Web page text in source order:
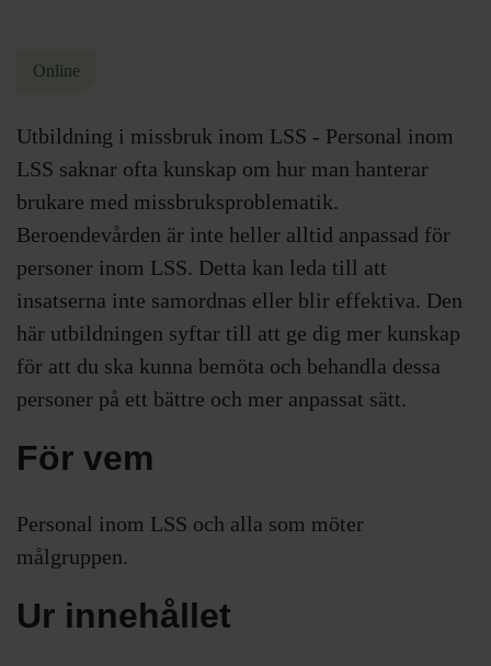
Online
Utbildning i missbruk inom LSS - Personal inom
LSS saknar ofta kunskap om hur man hanterar
brukare med missbruksproblematik.
Beroendevården är inte heller alltid anpassad för
personer inom LSS. Detta kan leda till att
insatserna inte samordnas eller blir effektiva. Den
här utbildningen syftar till att ge dig mer kunskap
för att du ska kunna bemöta och behandla dessa
personer på ett bättre och mer anpassat sätt.
För vem
Personal inom LSS och alla som möter
målgruppen.
Ur innehållet